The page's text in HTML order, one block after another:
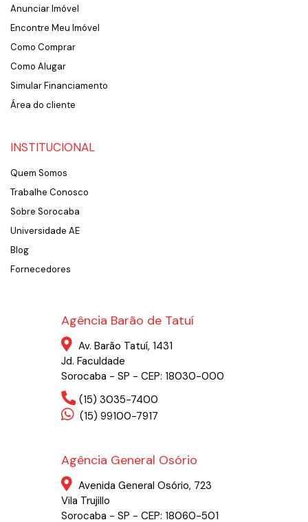
Anunciar Imóvel
Encontre Meu Imóvel
Como Comprar
Como Alugar
Simular Financiamento
Área do cliente
INSTITUCIONAL
Quem Somos
Trabalhe Conosco
Sobre Sorocaba
Universidade AE
Blog
Fornecedores
Agência Barão de Tatuí
Av. Barão Tatuí, 1431
Jd. Faculdade
Sorocaba - SP - CEP: 18030-000
(15) 3035-7400
(15) 99100-7917
Agência General Osório
Avenida General Osório, 723
Vila Trujillo
Sorocaba - SP - CEP: 18060-501